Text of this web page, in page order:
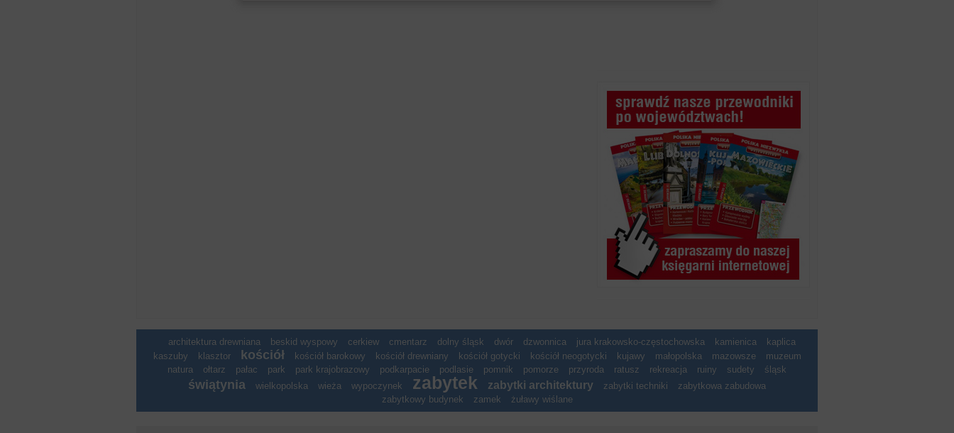
architektura drewniana beskid wyspowy cerkiew cmentarz dolny śląsk dwór dzwonnica jura krakowsko-częstochowska kamienica
kaplica
kaszuby
klasztor kościół kościół barokowy kościół drewniany kościół gotycki kościół neogotycki kujawy małopolska mazowsze
muzeum
natura
ołtarz pałac park park krajobrazowy podkarpacie podlasie pomnik pomorze przyroda ratusz rekreacja ruiny sudety śląsk
świątynia wielkopolska wieża wypoczynek zabytek zabytki architektury zabytki techniki
zabytkowa zabudowa
zabytkowy budynek
zamek żuławy wiślane